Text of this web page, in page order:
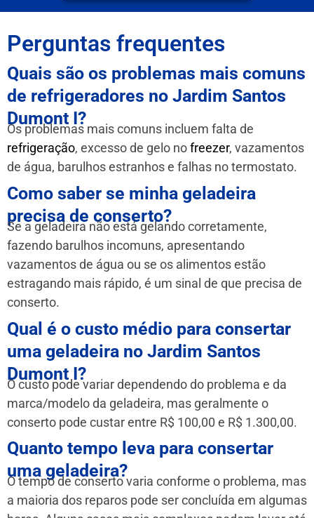
Perguntas frequentes
Quais são os problemas mais comuns
de refrigeradores no Jardim Santos
Dumont I?
Os problemas mais comuns incluem falta de
refrigeração, excesso de gelo nofreezer, vazamentos
de água, barulhos estranhos e falhas no termostato.
Como saber se minha geladeira
precisa de conserto?
Se a geladeira não está gelando corretamente,
fazendo barulhos incomuns, apresentando
vazamentos de água ou se os alimentos estão
estragando mais rápido, é um sinal de que precisa de
conserto.
Qual é o custo médio para consertar
uma geladeira no Jardim Santos
Dumont I?
O custo pode variar dependendo do problema e da
marca/modelo da geladeira, mas geralmente o
conserto pode custar entre R$ 100,00 e R$ 1.300,00.
Quanto tempo leva para consertar
uma geladeira?
O tempo de conserto varia conforme o problema, mas
a maioria dos reparos pode ser concluída em algumas